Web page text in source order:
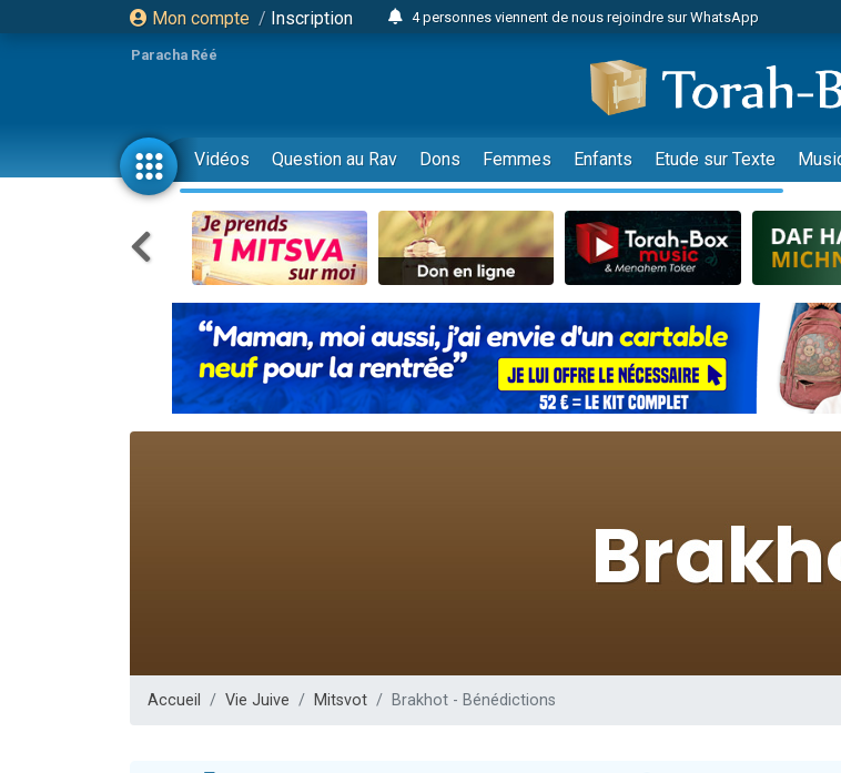
Mon compte / Inscription
4 personnes viennent de nous rejoindre sur WhatsApp
Odaya vient de donner son Maasser
3 personnes viennent de faire un don pour 5 jours de vacances
3 personnes viennent de faire un don pour Diane, 80 ans,
13 personnes viennent de demander une bénédiction
2 personnes viennent de nous rejoindre sur WhatsApp
30 personnes viennent de faire un don pour Sauvez la jambe
Il reste 49 places pour étudier en groupe sur Zoom
12 nouvelles musiques dans Torah-Box Music
3 personnes viennent de nous rejoindre sur WhatsApp
2 personnes viennent de nous rejoindre sur WhatsApp
3 personnes viennent de nous rejoindre sur WhatsApp
61 personnes viennent de demander une bénédiction
Ariel vient de donner son Maasser
Paracha Réé
Vidéos Question au Rav Dons Femmes Enfants Etude sur Texte
Accueil Vie Juive Mitsvot Brakhot - Bénédictions